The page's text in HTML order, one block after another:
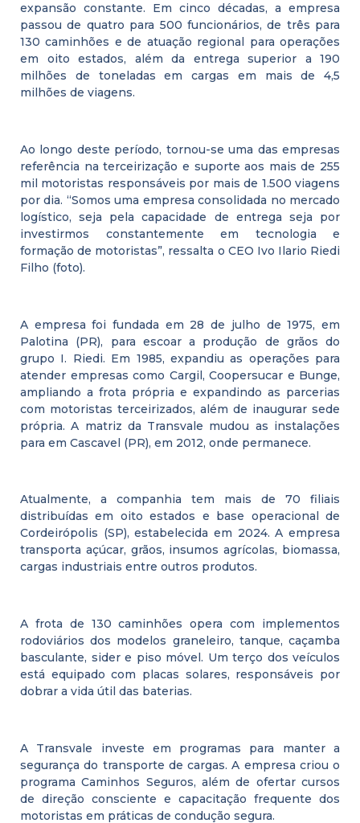
expansão constante. Em cinco décadas, a empresa
passou de quatro para 500 funcionários, de três para
130 caminhões e de atuação regional para operações
em oito estados, além da entrega superior a 190
milhões de toneladas em cargas em mais de 4,5
milhões de viagens.
Ao longo deste período, tornou-se uma das empresas
referência na terceirização e suporte aos mais de 255
mil motoristas responsáveis por mais de 1.500 viagens
por dia. “Somos uma empresa consolidada no mercado
logístico, seja pela capacidade de entrega seja por
investirmos constantemente em tecnologia e
formação de motoristas”, ressalta o CEO Ivo Ilario Riedi
Filho (foto).
A empresa foi fundada em 28 de julho de 1975, em
Palotina (PR), para escoar a produção de grãos do
grupo I. Riedi. Em 1985, expandiu as operações para
atender empresas como Cargil, Coopersucar e Bunge,
ampliando a frota própria e expandindo as parcerias
com motoristas terceirizados, além de inaugurar sede
própria. A matriz da Transvale mudou as instalações
para em Cascavel (PR), em 2012, onde permanece.
Atualmente, a companhia tem mais de 70 filiais
distribuídas em oito estados e base operacional de
Cordeirópolis (SP), estabelecida em 2024. A empresa
transporta açúcar, grãos, insumos agrícolas, biomassa,
cargas industriais entre outros produtos.
A frota de 130 caminhões opera com implementos
rodoviários dos modelos graneleiro, tanque, caçamba
basculante, sider e piso móvel. Um terço dos veículos
está equipado com placas solares, responsáveis por
dobrar a vida útil das baterias.
A Transvale investe em programas para manter a
segurança do transporte de cargas. A empresa criou o
programa Caminhos Seguros, além de ofertar cursos
de direção consciente e capacitação frequente dos
motoristas em práticas de condução segura.